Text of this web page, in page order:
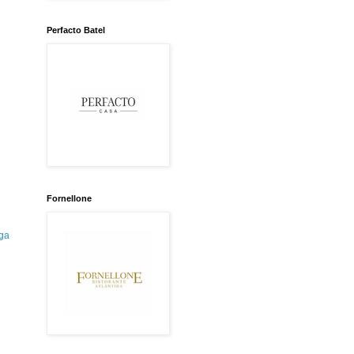
Perfacto Batel
Fornellone